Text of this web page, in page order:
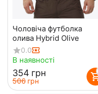
Чоловіча футболка
олива Hybrid Olive
0.0
В наявності
‍354‍ грн
‍506‍ грн